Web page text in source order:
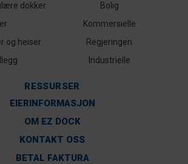
dokker
og heiser
Bolig
Kommersielle
Regjeringen
Industrielle
RESSURSER
EIERINFORMASJON
OM EZ DOCK
KONTAKT OSS
BETAL FAKTURA